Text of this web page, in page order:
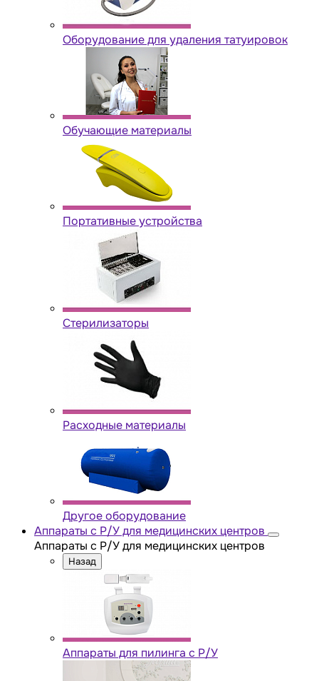
Оборудование для удаления татуировок
Обучающие материалы
Портативные устройства
Стерилизаторы
Расходные материалы
Другое оборудование
Аппараты с Р/У для медицинских центров
Аппараты с Р/У для медицинских центров
Назад
Аппараты для пилинга с Р/У